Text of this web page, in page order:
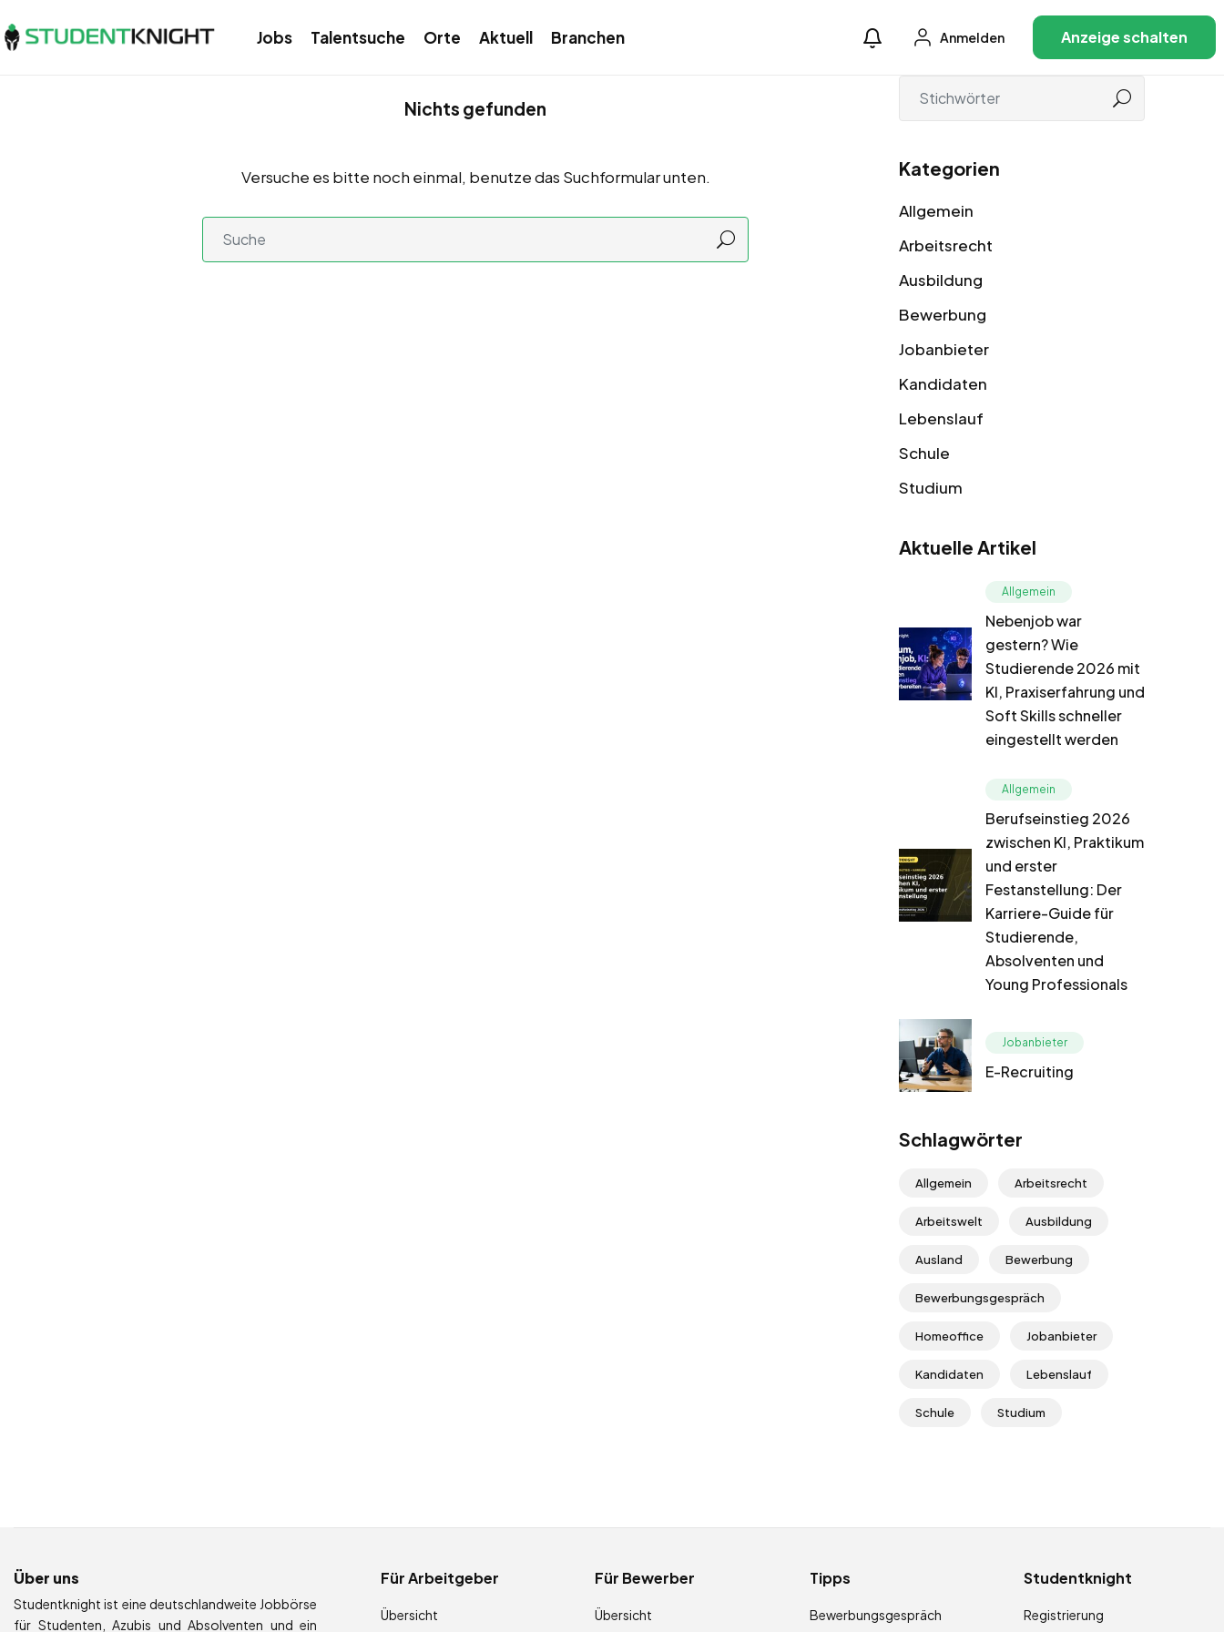
Jobs Talentsuche Orte Aktuell Branchen Anmelden Anzeige schalten
Nichts gefunden
Versuche es bitte noch einmal, benutze das Suchformular unten. Kategorien
Allgemein
Arbeitsrecht
Ausbildung
Bewerbung
Jobanbieter
Kandidaten
Lebenslauf
Schule
Studium
Aktuelle Artikel
Allgemein
Nebenjob war
gestern? Wie
Studierende 2026 mit
KI, Praxiserfahrung und
Soft Skills schneller
eingestellt werden
Allgemein
Berufseinstieg 2026
zwischen KI, Praktikum
und erster
Festanstellung: Der
Karriere-Guide für
Studierende,
Absolventen und
Young Professionals
Jobanbieter
E-Recruiting
Schlagwörter
Allgemein Arbeitsrecht
Arbeitswelt Ausbildung
Ausland Bewerbung
Bewerbungsgespräch
Homeoffice Jobanbieter
Kandidaten Lebenslauf
Schule Studium
Über uns
Studentknight ist eine deutschlandweite Jobbörse
für Studenten, Azubis und Absolventen und ein
Für Arbeitgeber
Übersicht
Für Bewerber
Übersicht
Tipps
Bewerbungsgespräch
Studentknight
Registrierung